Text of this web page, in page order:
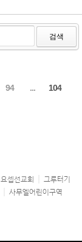
검색
94 ... 104
요셉선교회
그루터기
사무엘어린이구역